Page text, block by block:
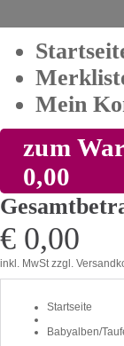
Mein
zum
0,00
€ 0,00
inkl. MwStzzgl.
Startseite
Babyalben/